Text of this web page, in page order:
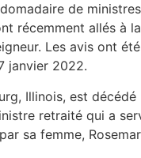
de
récemment allés à la
Les avis ont été
janvier 2022.
Illinois, est décédé
retraité qui a
sa femme,